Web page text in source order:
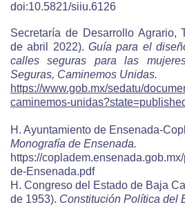
doi:10.5821/siiu.6126
Secretaría de Desarrollo Agrario,
de abril 2022). Guía para el
calles seguras para las
Seguras, Caminemos Unidas.
https://www.gob.mx/sedatu/
caminemos-
H. Ayuntamiento de Ensenada-
Monografía de Ensenada.
https://
de-Ensenada.pdf
H. Congreso del Estado de Baja
de 1953). Constitución Política del